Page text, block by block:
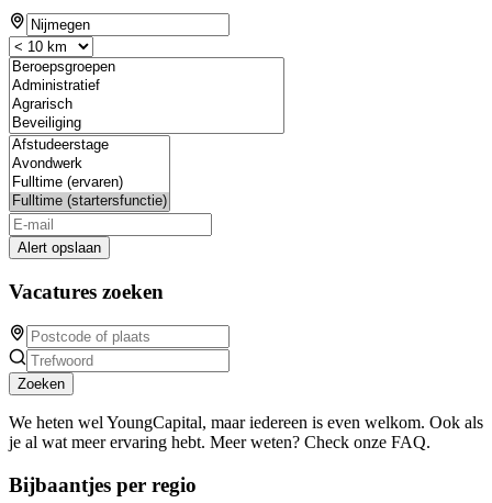
Alert opslaan
Vacatures zoeken
Zoeken
We heten wel YoungCapital, maar iedereen is even welkom. Ook als
je al wat meer ervaring hebt. Meer weten? Check onze FAQ.
Bijbaantjes per regio